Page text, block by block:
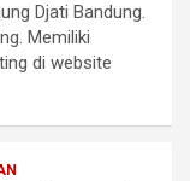
Djati Bandung.
Memiliki
di website